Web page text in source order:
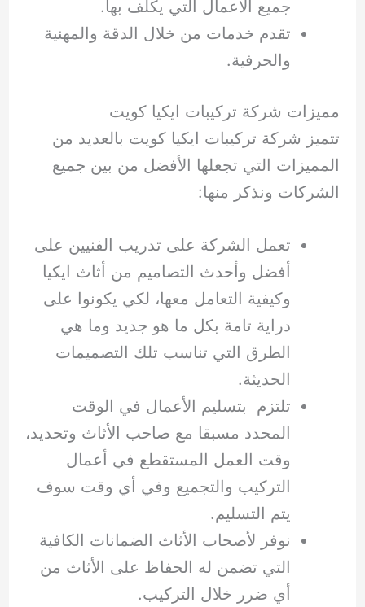
جميع الأعمال التي يكلف بها.
تقدم خدمات من خلال الدقة والمهنية
والحرفية.
مميزات شركة تركيبات ايكيا كويت
تتميز شركة تركيبات ايكيا كويت بالعديد من
المميزات التي تجعلها الأفضل من بين جميع
الشركات ونذكر منها:
تعمل الشركة على تدريب الفنيين على
أفضل وأحدث التصاميم من أثاث ايكيا
وكيفية التعامل معها، لكي يكونوا على
دراية تامة بكل ما هو جديد وما هي
الطرق التي تناسب تلك التصميمات
الحديثة.
تلتزم بتسليم الأعمال في الوقت
المحدد مسبقا مع صاحب الأثاث وتحديد،
وقت العمل المستقطع في أعمال
التركيب والتجميع وفي أي وقت سوف
يتم التسليم.
نوفر لأصحاب الأثاث الضمانات الكافية
التي تضمن له الحفاظ على الأثاث من
أي ضرر خلال التركيب.